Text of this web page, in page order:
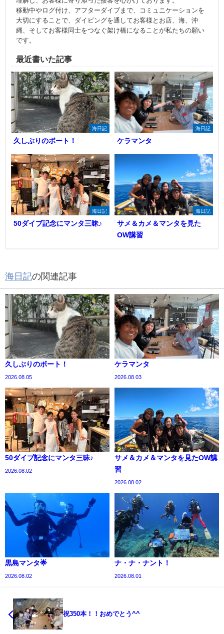
移動中やログ付け、アフターダイブまで、コミュニケーションを
大切にすることで、ダイビングを通してお客様とお店、海、沖
縄、そしてお客様同士をつなぐ架け橋になることが私たちの願い
です。
最近書いた記事
海日記
久しぶりのボート！
海日記
ケラマンタ
海日記
50ダイブ記念にマンタ三昧♪
海日記
サメ＆カメ＆マンタを見た
OW講習
海日記の関連記事
久しぶりのボート！
2026.08.05
ケラマンタ
2026.08.03
50ダイブ記念にマンタ三昧♪
2026.08.02
サメ＆カメ＆マンタを見たOW講
習
2026.08.02
黒島マンタ🌟
2026.08.02
ナ・ナ・ナント！
2026.08.01
祝350本！！おめでとう^^